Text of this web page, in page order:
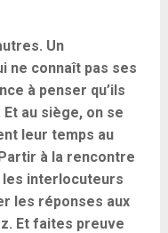
Un
ne connaît pas ses
à penser qu’ils
au siège, on se
leur temps au
à la rencontre
interlocuteurs
les réponses aux
Et faites preuve